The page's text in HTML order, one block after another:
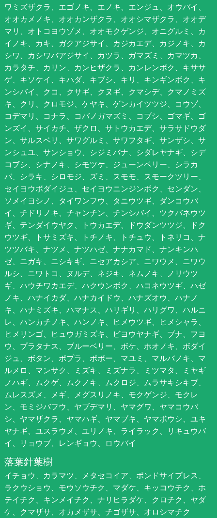
ワミズザクラ、エゴノキ、エノキ、エンジュ、オウバイ、
オオカメノキ、オオカンザクラ、オオシマザクラ、オオデ
マリ、オトコヨウゾメ、オオモクゲンジ、オニグルミ、カ
イノキ、カキ、ガクアジサイ、カジカエデ、カジノキ、カ
シワ、カシワバアジサイ、カツラ、ガマズミ、カマツカ、
カラタチ、カリン、カンヒザクラ、カンレンボク、キササ
ゲ、キソケイ、キハダ、キブシ、キリ、キンギンボク、キ
ンシバイ、クコ、クサギ、クヌギ、クマシデ、クマノミズ
キ、クリ、クロモジ、ケヤキ、ゲンカイツツジ、コウゾ、
コデマリ、コナラ、コバノガマズミ、コブシ、ゴマギ、ゴ
ンズイ、サイカチ、ザクロ、サトウカエデ、サラサドウダ
ン、サルスベリ、サワグルミ、サワフタギ、サンザシ、サ
ンシュユ、サンショウ、シジミバナ、シダレヤナギ、シデ
コブシ、シナノキ、シモツケ、ジューンベリー、シラカ
バ、シラキ、シロモジ、ズミ、スモモ、スモークツリー、
セイヨウボダイジュ、セイヨウニンジンボク、センダン、
ソメイヨシノ、タイワンフウ、タニウツギ、ダンコウバ
イ、チドリノキ、チャンチン、チンシバイ、ツクバネウツ
ギ、テンダイウヤク、トウカエデ、ドウダンツツジ、ドク
ウツギ、トサミズキ、トチノキ、トチュウ、トネリコ、ナ
ツツバキ、ナツメ、ナツハゼ、ナナカマド、ナンキンハ
ゼ、ニガキ、ニシキギ、ニセアカシア、ニワウメ、ニワウ
ルシ、ニワトコ、ヌルデ、ネジキ、ネムノキ、ノリウツ
ギ、ハウチワカエデ、ハクウンボク、ハコネウツギ、ハゼ
ノキ、ハナイカダ、ハナカイドウ、ハナズオウ、ハナノ
キ、ハナミズキ、ハマナス、ハリギリ、ハリグワ、ハルニ
レ、ハンカチノキ、ハンノキ、ヒメウツギ、ヒメシャラ、
ヒメリンゴ、ヒュウガミズキ、ビヨウヤナギ、ブナ、フヨ
ウ、プラタナス、ブルーベリー、ボケ、ホオノキ、ボダイ
ジュ、ボタン、ポプラ、ポポー、マユミ、マルバノキ、マ
ルメロ、マンサク、ミズキ、ミズナラ、ミツマタ、ミヤギ
ノハギ、ムクゲ、ムクノキ、ムクロジ、ムラサキシキブ、
ムレスズメ、メギ、メグスリノキ、モクゲンジ、モクレ
ン、モミジバフウ、ヤブデマリ、ヤマグワ、ヤマコウバ
シ、ヤマザクラ、ヤマハギ、ヤマブキ、ヤマボウシ、ユキ
ヤナギ、ユスラウメ、ユリノキ、ライラック、リキュウバ
イ、リョウブ、レンギョウ、ロウバイ
落葉針葉樹
イチョウ、カラマツ、メタセコイア、ポンドサイプレス、
ラクウショウ、モウソウチク、マダケ、キッコウチク、ホ
テイチク、キンメイチク、ナリヒラダケ、クロチク、ヤダ
ケ、クマザサ、オカメザサ、チゴザサ、オロシマチク